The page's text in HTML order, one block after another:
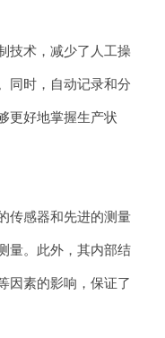
术，减少了人工操
同时，自动记录和分
更好地掌握生产状
感器和先进的测量
量。此外，其内部结
因素的影响，保证了